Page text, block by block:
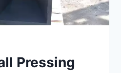
Pressing